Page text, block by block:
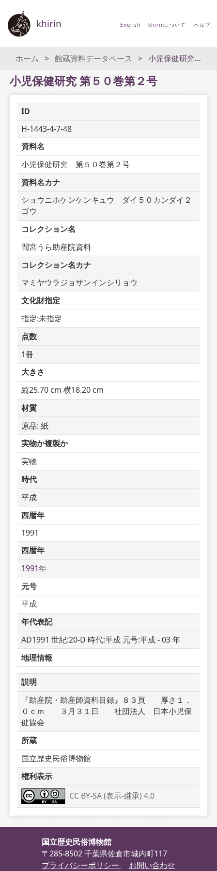
khirin English khirinについて ヘルプ
ホーム 館蔵資料データベース 小児保健研究 第５０巻第２号
小児保健研究 第５０巻第２号
ID
H-1443-4-7-48
資料名
小児保健研究　第５０巻第２号
資料名カナ
ショウニホケンケンキュウ　ダイ５０カンダイ２
ゴウ
コレクション名
間宮うら助産院資料
コレクション名カナ
マミヤウラジョサンインシリョウ
文化財指定
指定:未指定
点数
1冊
大きさ
縦25.70 cm 横18.20 cm
材質
原品: 紙
実物か複製か
実物
時代
平成
西暦年
1991
西暦年
1991年
元号
平成
年代表記
AD1991 世紀:20-D 時代:平成 元号:平成 - 03 年
地理情報
説明
『助産院・助産師資料目録』８３頁　　厚さ１．
０ｃｍ　　３月３１日　　社団法人　日本小児保
健協会
所蔵
国立歴史民俗博物館
権利表示
CC BY-SA (表示-継承) 4.0
国立歴史民俗博物館
〒285-8502 千葉県佐倉市城内町117
プライバシーポリシー
お問い合わせ